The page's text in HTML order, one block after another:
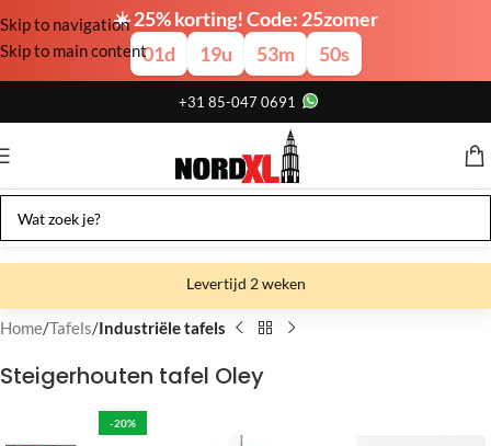
☀️ 25% korting! Code: 25zomer
01d 19u 53m 49s
Skip to navigation
Skip to main content
+31 85-047 0691
Levertijd 2 weken
Gratis verzending
Gratis afhalen
Home Tafels Industriële tafels
Steigerhouten tafel Oley
-20%